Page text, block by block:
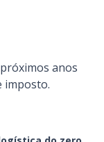
anos
imposto.